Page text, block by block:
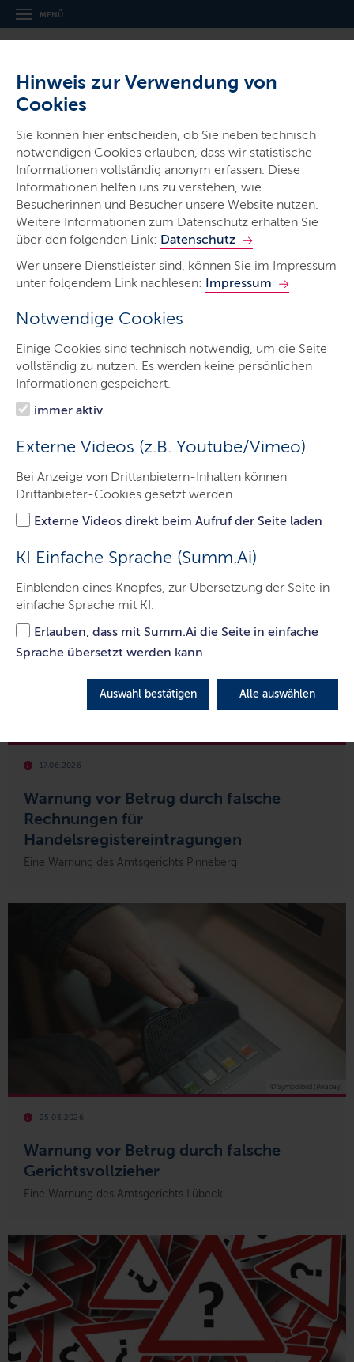
Hinweis zur Verwendung von
Cookies
Sie können hier entscheiden, ob Sie neben technisch
notwendigen Cookies erlauben, dass wir statistische
Informationen vollständig anonym erfassen. Diese
Informationen helfen uns zu verstehen, wie
Besucherinnen und Besucher unsere Website nutzen.
Weitere Informationen zum Datenschutz erhalten Sie
über den folgenden Link: Datenschutz
Wer unsere Dienstleister sind, können Sie im Impressum
unter folgendem Link nachlesen: Impressum
Notwendige Cookies
Einige Cookies sind technisch notwendig, um die Seite
vollständig zu nutzen. Es werden keine persönlichen
Informationen gespeichert.
immer aktiv
Externe Videos (z.B. Youtube/Vimeo)
Bei Anzeige von Drittanbietern-Inhalten können
Drittanbieter-Cookies gesetzt werden.
Externe Videos direkt beim Aufruf der Seite laden
KI Einfache Sprache (Summ.Ai)
Einblenden eines Knopfes, zur Übersetzung der Seite in
einfache Sprache mit KI.
Erlauben, dass mit Summ.Ai die Seite in einfache
Sprache übersetzt werden kann
Auswahl bestätigen Alle auswählen
MENÜ
Amtsgericht Rendsburg
Gerichte & Justizbehörden
Start
Das Gericht
Aufgaben
Besucher & Service
Ausbildung & Beruf
Kontakt
Aktuelle Meldungen
Warnung vor Betrug durch falsche
Rechnungen für
Handelsregistereintragungen
17.06.2026
Eine Warnung des Amtsgerichts Pinneberg
Warnung vor Betrug durch falsche
Gerichtsvollzieher
25.03.2026
Eine Warnung des Amtsgerichts Lübeck
© Symbolbild (Pixabay)